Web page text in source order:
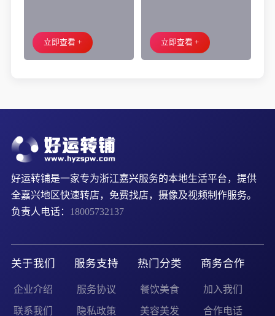
外摆、 房租2.2万/年
立即查看 +
小吃店转让
立即查看 +
好运转铺是一家专为浙江嘉兴服务的本地生活平台，提供
全嘉兴地区快速转店，免费找店，摄像及视频制作服务。
负责人电话： 18005732137
关于我们
企业介绍
联系我们
服务支持
服务协议
隐私政策
热门分类
餐饮美食
美容美发
商务合作
加入我们
合作电话